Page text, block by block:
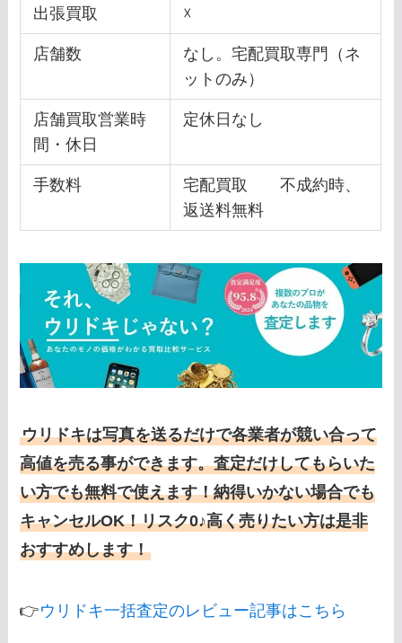
出張買取 ☓
店舗数
なし。宅配買取専門（ネ
ットのみ）
店舗買取営業時
間・休日
定休日なし
手数料
宅配買取 不成約時、
返送料無料
ウリドキは写真を送るだけで各業者が競い合って
高値を売る事ができます。査定だけしてもらいた
い方でも無料で使えます！納得いかない場合でも
キャンセルOK！リスク0♪高く売りたい方は是非
おすすめします！
👉ウリドキ一括査定のレビュー記事はこちら